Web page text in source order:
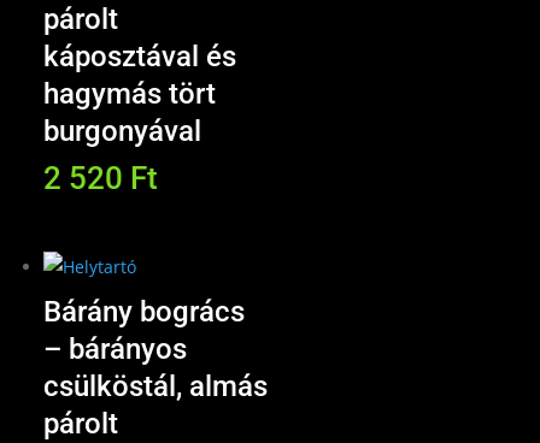
párolt
káposztával és
hagymás tört
burgonyával
2 520 Ft
Bárány bogrács
– bárányos
csülköstál, almás
párolt